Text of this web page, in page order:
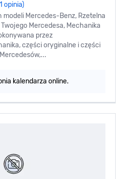
opinia)
Mercedes-Benz, Rzetelna
Mercedesa, Mechanika
przez
części oryginalne i części
kalendarza online.